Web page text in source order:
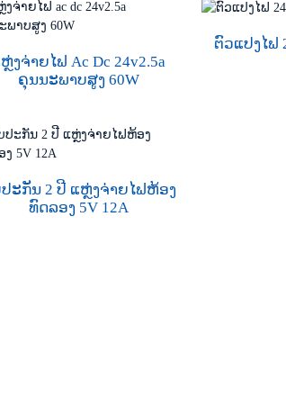
ງຈ່າຍໄຟ Ac Dc 24v2.5a
ຄຸນນະພາບສູງ 60W
ຕົວແປງໄຟ
ະກັນ 2 ປີ ແຫຼ່ງຈ່າຍໄຟຫ້ອງ
ທົດລອງ 5V 12A